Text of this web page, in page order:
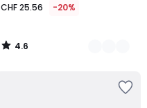
CHF 25.56 -20%
4.6
/